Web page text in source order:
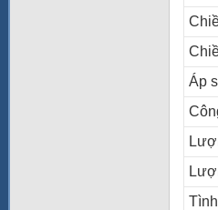
Áp